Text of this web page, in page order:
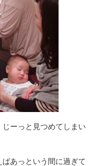
ーっと見つめてしまい
あっという間に過ぎて